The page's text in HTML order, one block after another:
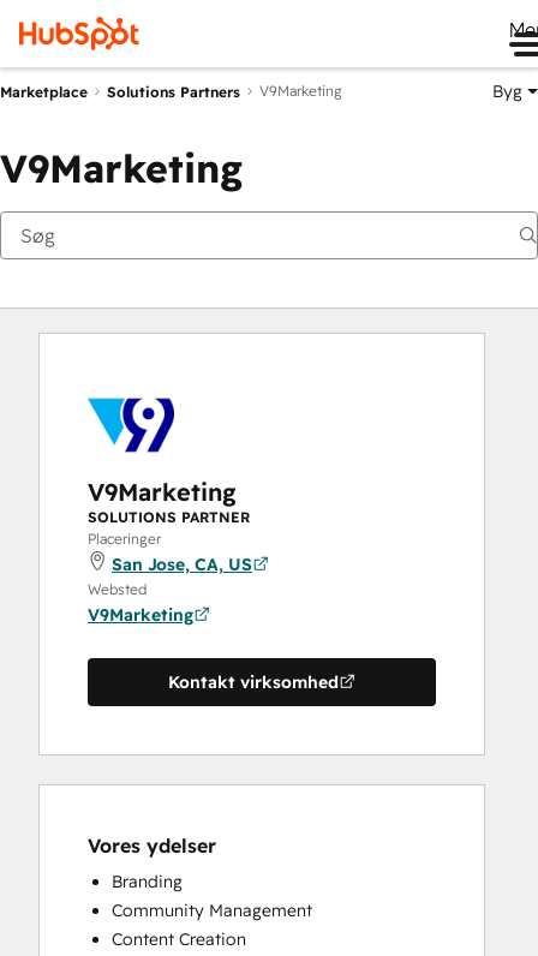
Marketplace Solutions Partners V9Marketing Byg
V9Marketing
V9Marketing
SOLUTIONS PARTNER
Placeringer
San Jose, CA, US
Websted
V9Marketing
Kontakt virksomhed
Vores ydelser
Branding
Community Management
Content Creation